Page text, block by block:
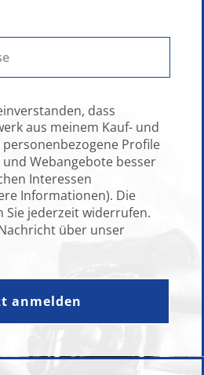
dass
aus meinem Kauf- und
Profile
Webangebote besser
Interessen
Informationen). Die
Sie jederzeit widerrufen.
über unser
anmelden